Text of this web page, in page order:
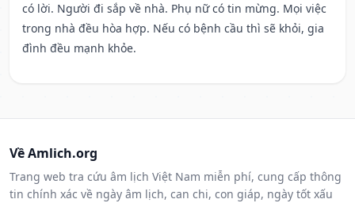
có lời. Người đi sắp về nhà. Phụ nữ có tin mừng. Mọi việc
trong nhà đều hòa hợp. Nếu có bệnh cầu thì sẽ khỏi, gia
đình đều mạnh khỏe.
Về Amlich.org
Trang web tra cứu âm lịch Việt Nam miễn phí, cung cấp thông
tin chính xác về ngày âm lịch, can chi, con giáp, ngày tốt xấu